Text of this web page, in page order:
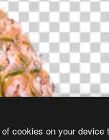
cookies on your device